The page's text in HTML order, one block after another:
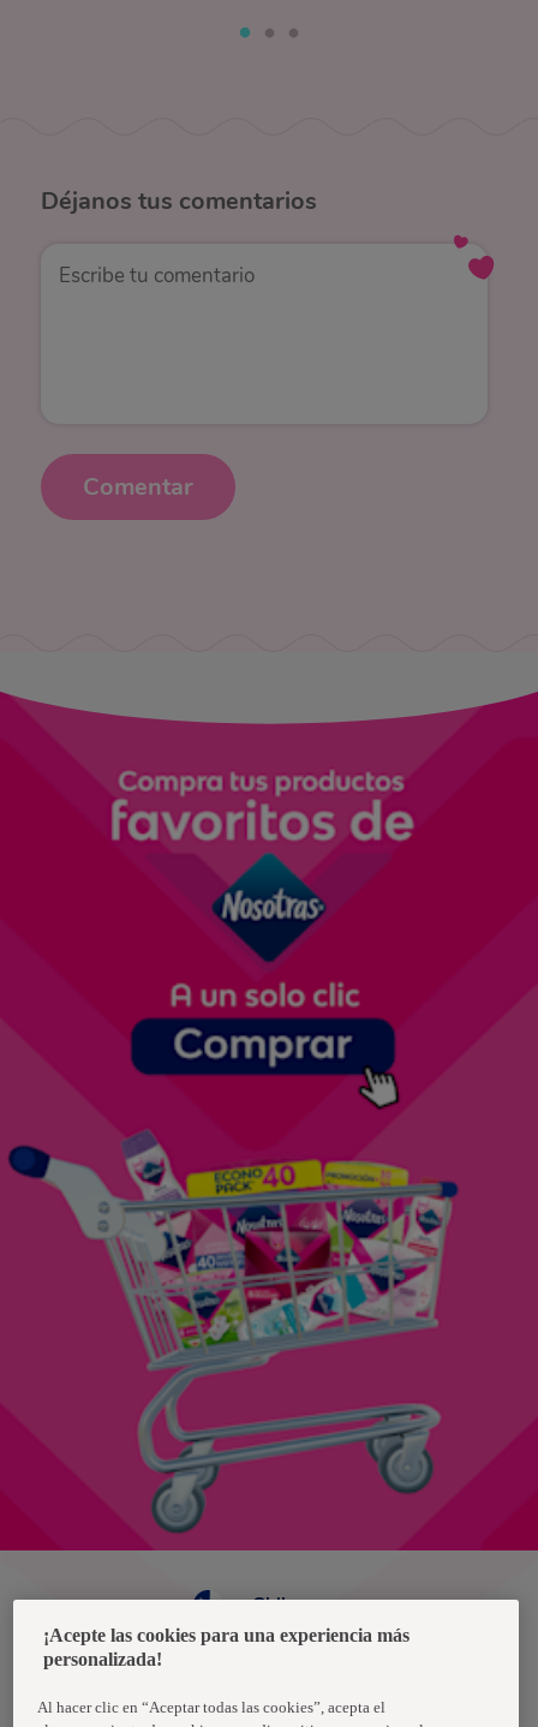
Déjanos tus comentarios
Comentar
Términos y condiciones
Chile
¡Acepte las cookies para una experiencia más
personalizada!
Al hacer clic en “Aceptar todas las cookies”, acepta el